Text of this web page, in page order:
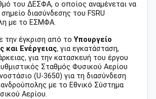
του ΔΕΣΦΑ, ο οποίος αναμένεται να
διασύνδεσης του FSRU
με το ΕΣΜΦΑ.
την έγκριση από τοΥπουργείο
και Ενέργειας, για εγκατάσταση,
για την κατασκευή του έργου
Σταθμός Φυσικού Αερίου
(U-3650) για τη διασύνδεση
με το Εθνικό Σύστημα
Αερίου.